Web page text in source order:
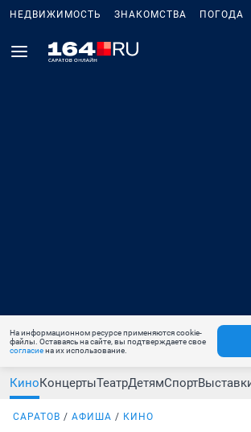
НЕДВИЖИМОСТЬ ЗНАКОМСТВА ПОГОДА
На информационном ресурсе применяются cookie-
файлы. Оставаясь на сайте, вы подтверждаете свое
согласиена их использование.
КиноКонцертыТеатрДетямСпорт
САРАТОВ АФИША КИНО